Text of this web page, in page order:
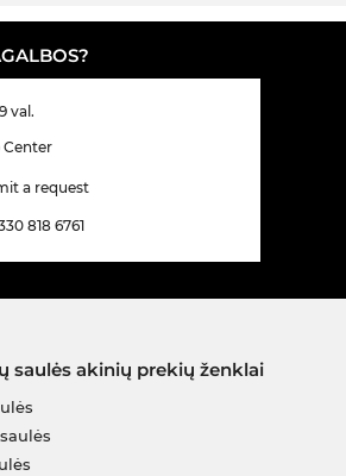
val.
Center
a request
818 6761
saulės akinių prekių ženklai